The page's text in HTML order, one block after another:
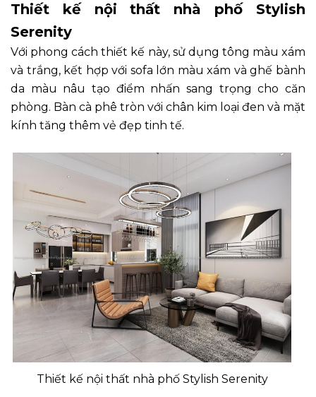
Thiết kế nội thất nhà phố Stylish
Serenity
Với phong cách thiết kế này, sử dụng tông màu xám
và trắng, kết hợp với sofa lớn màu xám và ghế bành
da màu nâu tạo điểm nhấn sang trọng cho căn
phòng. Bàn cà phê tròn với chân kim loại đen và mặt
kính tăng thêm vẻ đẹp tinh tế.
Thiết kế nội thất nhà phố Stylish Serenity